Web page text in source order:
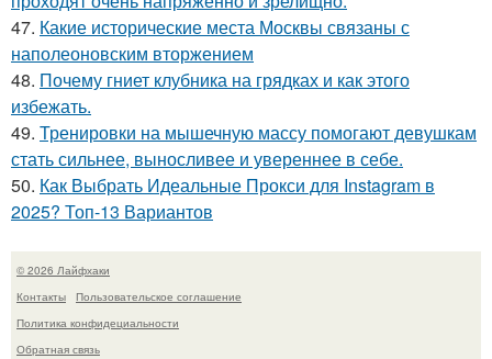
47. Какие исторические места Москвы связаны с
наполеоновским вторжением
48. Почему гниет клубника на грядках и как этого
избежать.
49. Тренировки на мышечную массу помогают девушкам
стать сильнее, выносливее и увереннее в себе.
50. Как Выбрать Идеальные Прокси для Instagram в
2025? Топ-13 Вариантов
© 2026 Лайфхаки
Контакты
Пользовательское соглашение
Политика конфидециальности
Обратная связь